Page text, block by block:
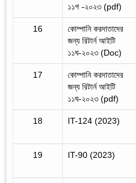
১১গ -২০২৩ (pdf)
16
কোম্পানি করদাতাদের
জন্য রিটার্ন আইটি
১১ঘ-২০২৩ (Doc)
17
কোম্পানি করদাতাদের
জন্য রিটার্ন আইটি
১১ঘ-২০২৩ (pdf)
18 IT-124 (2023)
19 IT-90 (2023)